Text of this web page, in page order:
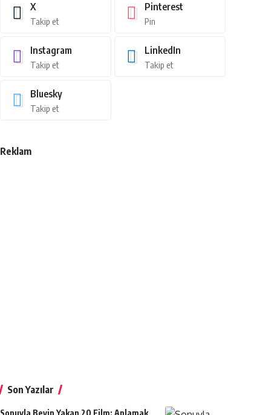
X
Takip et
Pinterest
Pin
Instagram
Takip et
LinkedIn
Takip et
Bluesky
Takip et
Reklam
Son Yazılar